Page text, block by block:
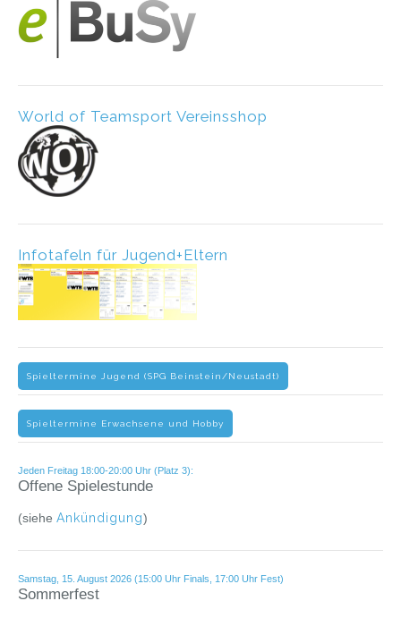
World of Teamsport Vereinsshop
Infotafeln für Jugend+Eltern
Spieltermine Jugend (SPG Beinstein/Neustadt)
Spieltermine Erwachsene und Hobby
Jeden Freitag 18:00-20:00 Uhr (Platz 3):
Offene Spielestunde
(siehe Ankündigung)
Samstag, 15. August 2026 (15:00 Uhr Finals, 17:00 Uhr Fest)
Sommerfest